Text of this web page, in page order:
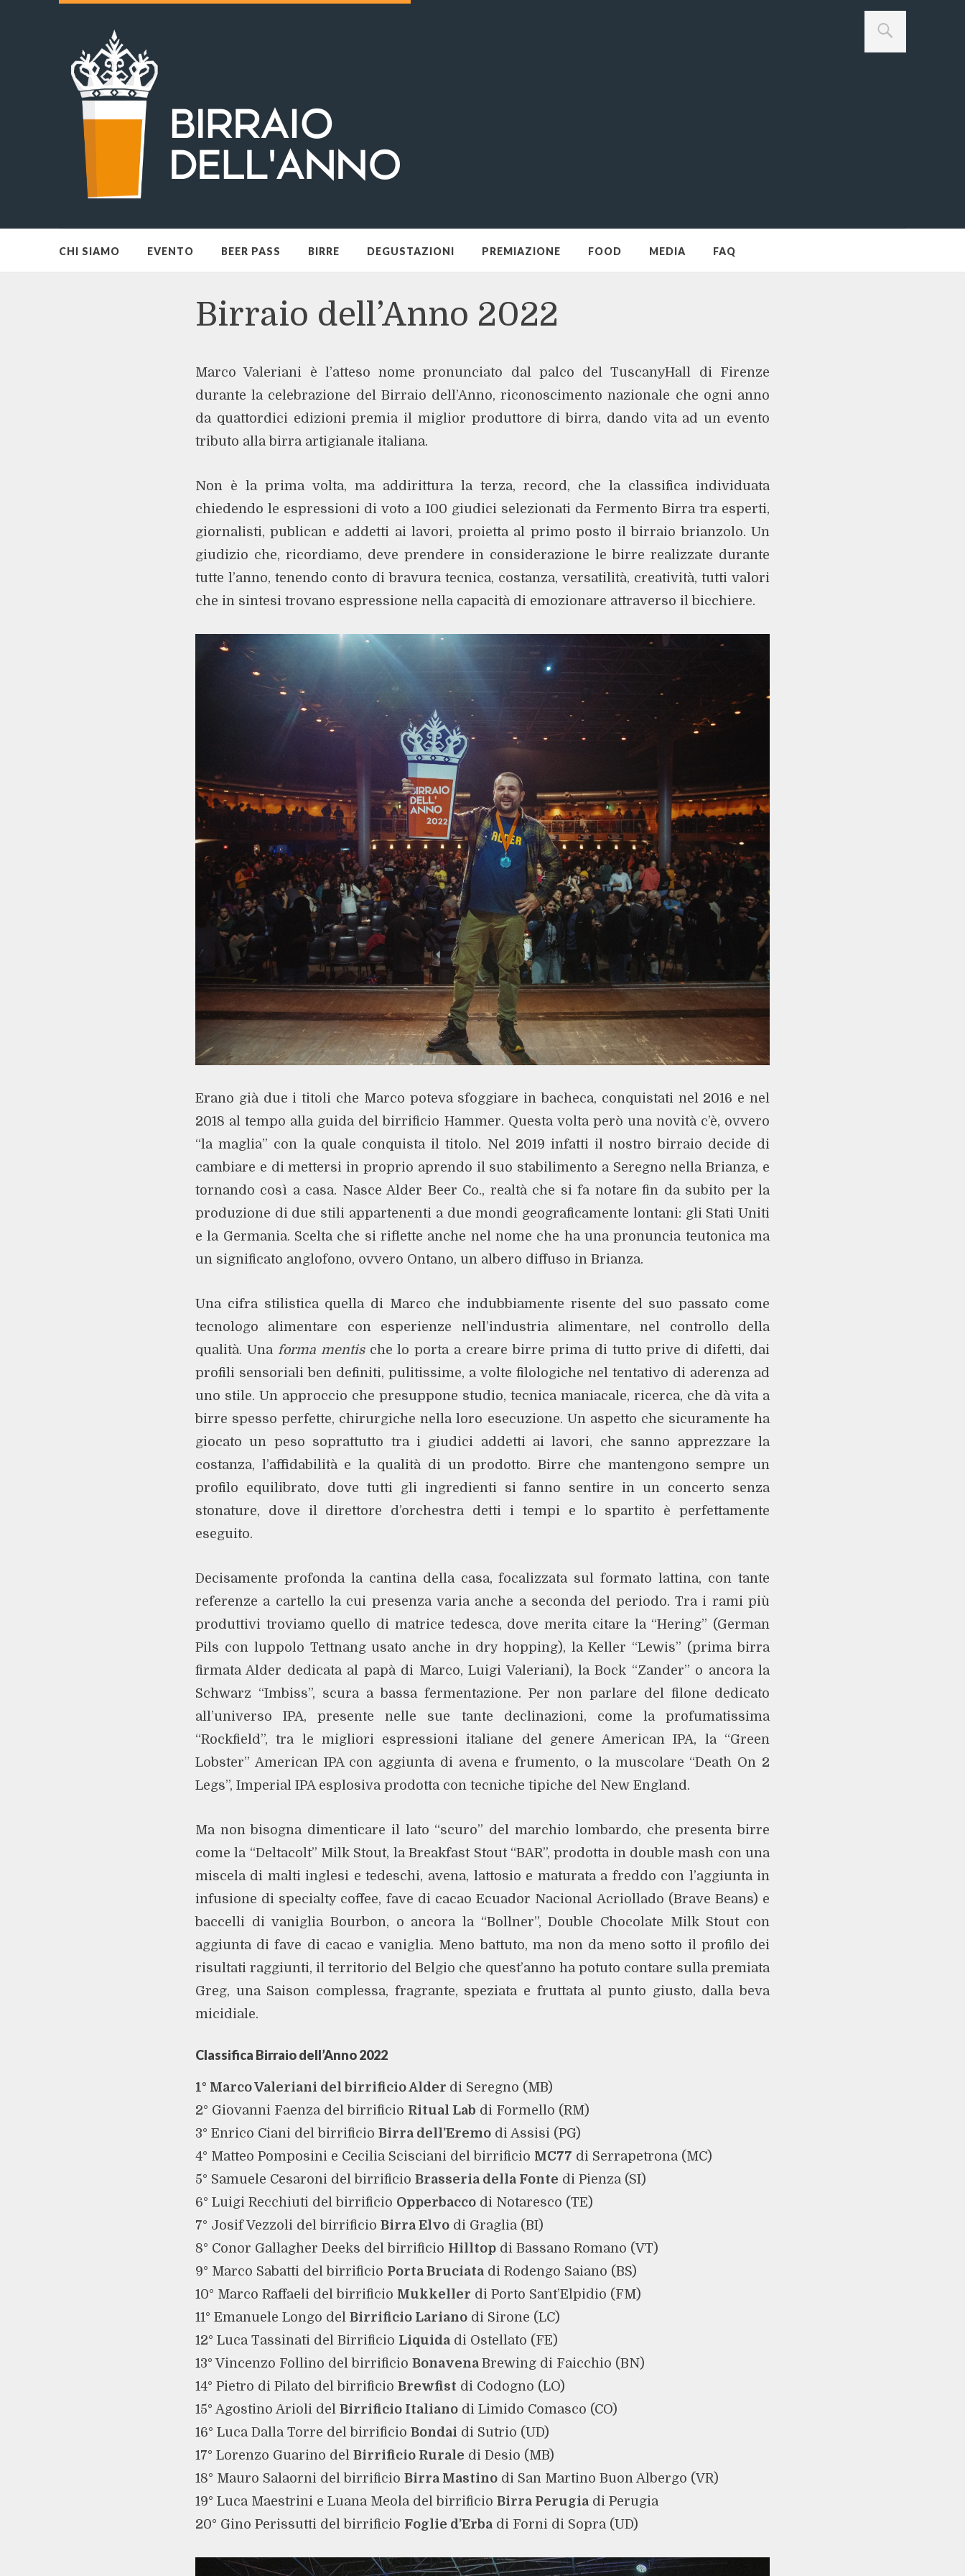
CHI SIAMO EVENTO BEER PASS BIRRE DEGUSTAZIONI PREMIAZIONE FOOD MEDIA FAQ
Birraio dell’Anno 2022
Marco Valeriani è l’atteso nome pronunciato dal palco del TuscanyHall di Firenze
durante la celebrazione del Birraio dell’Anno, riconoscimento nazionale che ogni anno
da quattordici edizioni premia il miglior produttore di birra, dando vita ad un evento
tributo alla birra artigianale italiana.
Non è la prima volta, ma addirittura la terza, record, che la classifica individuata
chiedendo le espressioni di voto a 100 giudici selezionati da Fermento Birra tra esperti,
giornalisti, publican e addetti ai lavori, proietta al primo posto il birraio brianzolo. Un
giudizio che, ricordiamo, deve prendere in considerazione le birre realizzate durante
tutte l’anno, tenendo conto di bravura tecnica, costanza, versatilità, creatività, tutti valori
che in sintesi trovano espressione nella capacità di emozionare attraverso il bicchiere.
Erano già due i titoli che Marco poteva sfoggiare in bacheca, conquistati nel 2016 e nel
2018 al tempo alla guida del birrificio Hammer. Questa volta però una novità c’è, ovvero
“la maglia” con la quale conquista il titolo. Nel 2019 infatti il nostro birraio decide di
cambiare e di mettersi in proprio aprendo il suo stabilimento a Seregno nella Brianza, e
tornando così a casa. Nasce Alder Beer Co., realtà che si fa notare fin da subito per la
produzione di due stili appartenenti a due mondi geograficamente lontani: gli Stati Uniti
e la Germania. Scelta che si riflette anche nel nome che ha una pronuncia teutonica ma
un significato anglofono, ovvero Ontano, un albero diffuso in Brianza.
Una cifra stilistica quella di Marco che indubbiamente risente del suo passato come
tecnologo alimentare con esperienze nell’industria alimentare, nel controllo della
qualità. Una forma mentische lo porta a creare birre prima di tutto prive di difetti, dai
profili sensoriali ben definiti, pulitissime, a volte filologiche nel tentativo di aderenza ad
uno stile. Un approccio che presuppone studio, tecnica maniacale, ricerca, che dà vita a
birre spesso perfette, chirurgiche nella loro esecuzione. Un aspetto che sicuramente ha
giocato un peso soprattutto tra i giudici addetti ai lavori, che sanno apprezzare la
costanza, l’affidabilità e la qualità di un prodotto. Birre che mantengono sempre un
profilo equilibrato, dove tutti gli ingredienti si fanno sentire in un concerto senza
stonature, dove il direttore d’orchestra detti i tempi e lo spartito è perfettamente
eseguito.
Decisamente profonda la cantina della casa, focalizzata sul formato lattina, con tante
referenze a cartello la cui presenza varia anche a seconda del periodo. Tra i rami più
produttivi troviamo quello di matrice tedesca, dove merita citare la “Hering” (German
Pils con luppolo Tettnang usato anche in dry hopping), la Keller “Lewis” (prima birra
firmata Alder dedicata al papà di Marco, Luigi Valeriani), la Bock “Zander” o ancora la
Schwarz “Imbiss”, scura a bassa fermentazione. Per non parlare del filone dedicato
all’universo IPA, presente nelle sue tante declinazioni, come la profumatissima
“Rockfield”, tra le migliori espressioni italiane del genere American IPA, la “Green
Lobster” American IPA con aggiunta di avena e frumento, o la muscolare “Death On 2
Legs”, Imperial IPA esplosiva prodotta con tecniche tipiche del New England.
Ma non bisogna dimenticare il lato “scuro” del marchio lombardo, che presenta birre
come la “Deltacolt” Milk Stout, la Breakfast Stout “BAR”, prodotta in double mash con una
miscela di malti inglesi e tedeschi, avena, lattosio e maturata a freddo con l’aggiunta in
infusione di specialty coffee, fave di cacao Ecuador Nacional Acriollado (Brave Beans) e
baccelli di vaniglia Bourbon, o ancora la “Bollner”, Double Chocolate Milk Stout con
aggiunta di fave di cacao e vaniglia. Meno battuto, ma non da meno sotto il profilo dei
risultati raggiunti, il territorio del Belgio che quest’anno ha potuto contare sulla premiata
Greg, una Saison complessa, fragrante, speziata e fruttata al punto giusto, dalla beva
micidiale.
Classifica Birraio dell’Anno 2022
1° Marco Valeriani del birrificio Alder di Seregno (MB)
2° Giovanni Faenza del birrificio Ritual Lab di Formello (RM)
3° Enrico Ciani del birrificio Birra dell’Eremodi Assisi (PG)
4° Matteo Pomposini e Cecilia Scisciani del birrificio MC77 di Serrapetrona (MC)
5° Samuele Cesaroni del birrificio Brasseria della Fonte di Pienza (SI)
6° Luigi Recchiuti del birrificio Opperbaccodi Notaresco (TE)
7° Josif Vezzoli del birrificio Birra Elvodi Graglia (BI)
8° Conor Gallagher Deeks del birrificio Hilltopdi Bassano Romano (VT)
9° Marco Sabatti del birrificio Porta Bruciatadi Rodengo Saiano (BS)
10° Marco Raffaeli del birrificio Mukkeller di Porto Sant’Elpidio (FM)
11° Emanuele Longo del Birrificio Larianodi Sirone (LC)
12° Luca Tassinati del Birrificio Liquidadi Ostellato (FE)
13° Vincenzo Follino del birrificio Bonavena Brewing di Faicchio (BN)
14° Pietro di Pilato del birrificio Brewfist di Codogno (LO)
15° Agostino Arioli del Birrificio Italianodi Limido Comasco (CO)
16° Luca Dalla Torre del birrificio Bondai di Sutrio (UD)
17° Lorenzo Guarino del Birrificio Rurale di Desio (MB)
18° Mauro Salaorni del birrificio Birra Mastinodi San Martino Buon Albergo (VR)
19° Luca Maestrini e Luana Meola del birrificio Birra Perugiadi Perugia
20° Gino Perissutti del birrificio Foglie d’Erbadi Forni di Sopra (UD)